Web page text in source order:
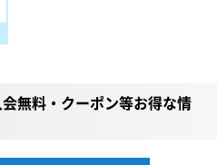
無料・クーポン等お得な情